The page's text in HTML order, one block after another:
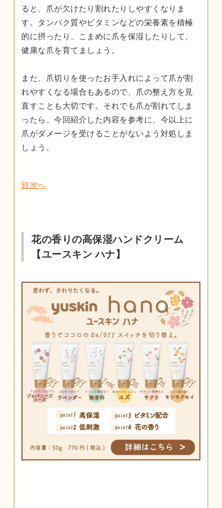
ると、爪が欠けたり割れたりしやすくなりま
す。タンパク質やビタミンなどの栄養素を積極
的に摂ったり、こまめに爪を保湿したりして、
健康な爪を育てましょう。
また、爪切りを使ったお手入れによって爪が割
れやすくなる場合もあるので、爪の整え方を見
直すことも大切です。それでも爪が割れてしま
ったら、今回紹介した内容を参考に、今以上に
爪がダメージを受けることがないよう対処しま
しょう。
目次へ
花の香りの高保湿ハンドクリーム
【ユースキン ハナ】